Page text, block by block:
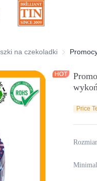
puszki
na czekoladki Puszki na
Price
Rozmiar